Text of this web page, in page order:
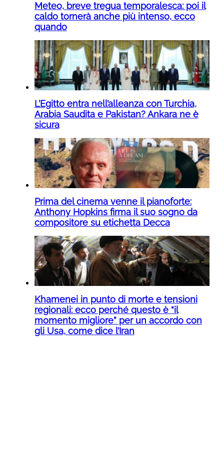
Meteo, breve tregua temporalesca: poi il
caldo tornerà anche più intenso, ecco
quando
L’Egitto entra nell’alleanza con Turchia,
Arabia Saudita e Pakistan? Ankara ne è
sicura
Prima del cinema venne il pianoforte:
Anthony Hopkins firma il suo sogno da
compositore su etichetta Decca
Khamenei in punto di morte e tensioni
regionali: ecco perché questo è “il
momento migliore” per un accordo con
gli Usa, come dice l’Iran